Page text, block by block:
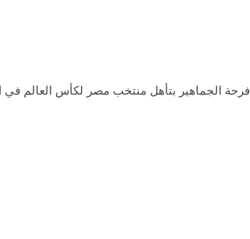
فرحة الجماهير بتأهل منتخب مصر لكأس العالم في